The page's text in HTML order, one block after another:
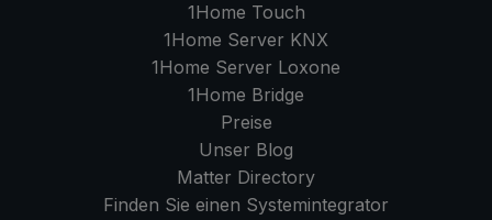
1Home Touch
1Home Server KNX
1Home Server Loxone
1Home Bridge
Preise
Unser Blog
Matter Directory
Finden Sie einen Systemintegrator